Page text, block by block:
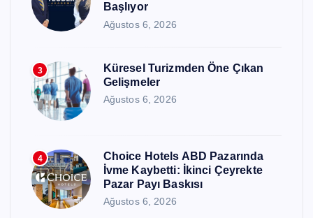
Başlıyor
Ağustos 6, 2026
3
Küresel Turizmden Öne Çıkan
Gelişmeler
Ağustos 6, 2026
4
Choice Hotels ABD Pazarında
İvme Kaybetti: İkinci Çeyrekte
Pazar Payı Baskısı
Ağustos 6, 2026